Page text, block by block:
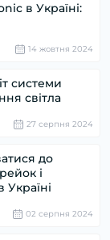
в Україні:
14 жовтня 2024
системи
світла
27 серпня 2024
до
і
Україні
02 серпня 2024